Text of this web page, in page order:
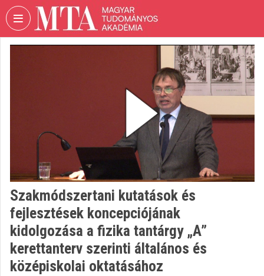
Fejléc kihagyása Menü kihagyása Tartalom kihagyása
Intézményi kezdőlap
Bejelentkezés
Kategóriák
Intézményi listák
Intézmények
Szakmódszertani kutatások és
fejlesztések koncepciójának
kidolgozása a fizika tantárgy „A”
kerettanterv szerinti általános és
középiskolai oktatásához